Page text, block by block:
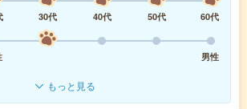
30代 40代 50代
60代
男性
もっと見る